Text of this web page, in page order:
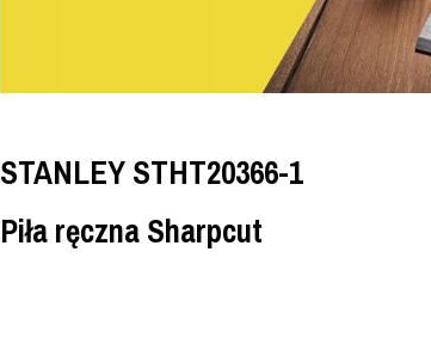
STANLEY STHT20366-1
Piła ręczna Sharpcut